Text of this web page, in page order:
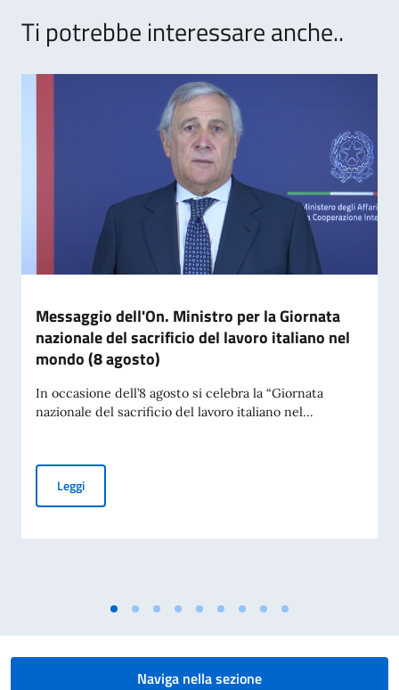
Ti potrebbe interessare anche..
Messaggio dell'On. Ministro per la Giornata
nazionale del sacrificio del lavoro italiano nel
mondo (8 agosto)
In occasione dell’8 agosto si celebra la “Giornata
nazionale del sacrificio del lavoro italiano nel...
LeggiMessaggio dell'On. Ministro per la Giornata nazionale del
Naviga nella sezione